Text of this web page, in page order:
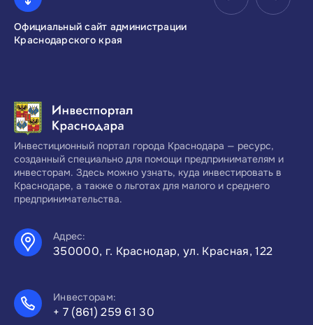
Официальный сайт администрации
Краснодарского края
Инвестиционный портал города Краснодара — ресурс,
созданный специально для помощи предпринимателям и
инвесторам. Здесь можно узнать, куда инвестировать в
Краснодаре, а также о льготах для малого и среднего
предпринимательства.
Адрес:
350000, г. Краснодар, ул. Красная, 122
Инвесторам:
+ 7 (861) 259 61 30